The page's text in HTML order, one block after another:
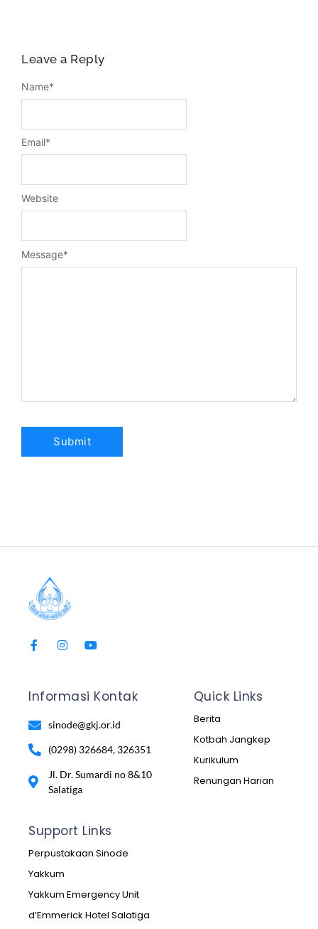
Leave a Reply
Message*
Name*
Email*
Website
Informasi Kontak
sinode@gkj.or.id
(0298) 326684, 326351
Jl. Dr. Sumardi no 8&10
Salatiga
Quick Links
Berita
Kotbah Jangkep
Kurikulum
Renungan Harian
Support Links
Perpustakaan Sinode
Yakkum
Yakkum Emergency Unit
d’Emmerick Hotel Salatiga